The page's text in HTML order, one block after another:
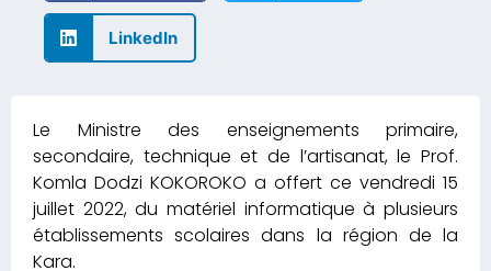
LinkedIn
Le Ministre des enseignements primaire,
secondaire, technique et de l’artisanat, le Prof.
Komla Dodzi KOKOROKO a offert ce vendredi 15
juillet 2022, du matériel informatique à plusieurs
établissements scolaires dans la région de la
Kara.